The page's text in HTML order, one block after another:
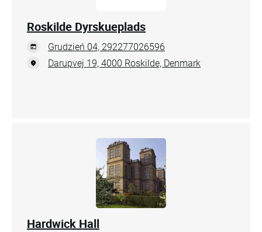
Roskilde Dyrskueplads
Grudzień 04, 292277026596
Darupvej 19, 4000 Roskilde, Denmark
Hardwick Hall